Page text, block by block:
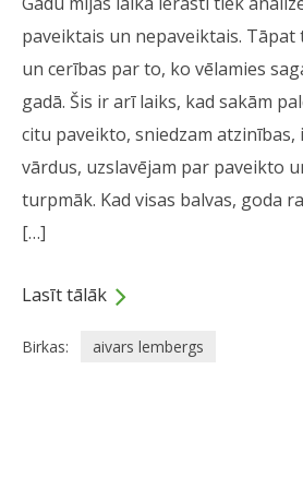
paveiktais un nepaveiktais. Tāpat
un cerības par to, ko vēlamies
gadā. Šis ir arī laiks, kad sakām
citu paveikto, sniedzam atzinības,
vārdus, uzslavējam par paveikto
turpmāk. Kad visas balvas, goda
[…]
Lasīt tālāk
Birkas: aivars lembergs